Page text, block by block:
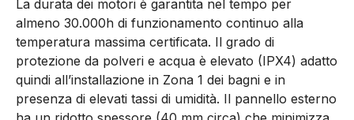
La durata dei motori è garantita nel tempo per
almeno 30.000h di funzionamento continuo alla
temperatura massima certificata. Il grado di
protezione da polveri e acqua è elevato (IPX4) adatto
quindi all’installazione in Zona 1 dei bagni e in
presenza di elevati tassi di umidità. Il pannello esterno